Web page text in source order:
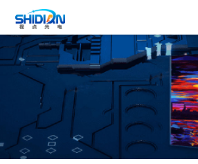
网站首页
关于我们
产品中心
成功案例